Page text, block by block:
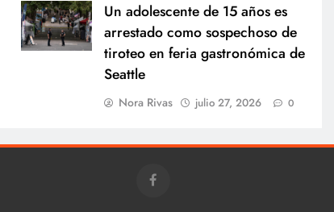
Un adolescente de 15 años es
arrestado como sospechoso de
tiroteo en feria gastronómica de
Seattle
Nora Rivas julio 27, 2026 0